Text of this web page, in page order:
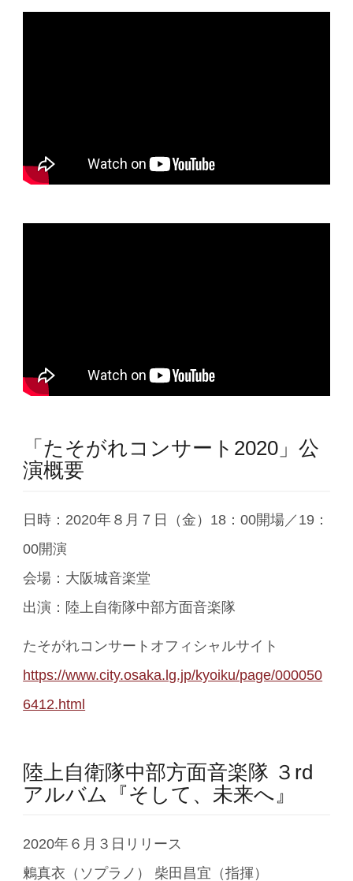
「たそがれコンサート2020」公
演概要
日時：2020年８月７日（金）18：00開場／19：
00開演
会場：大阪城音楽堂
出演：陸上自衛隊中部方面音楽隊
たそがれコンサートオフィシャルサイト
https://www.city.osaka.lg.jp/kyoiku/page/000050
6412.html
陸上自衛隊中部方面音楽隊 ３rd
アルバム『そして、未来へ』
2020年６月３日リリース
鶫真衣（ソプラノ） 柴田昌宜（指揮）